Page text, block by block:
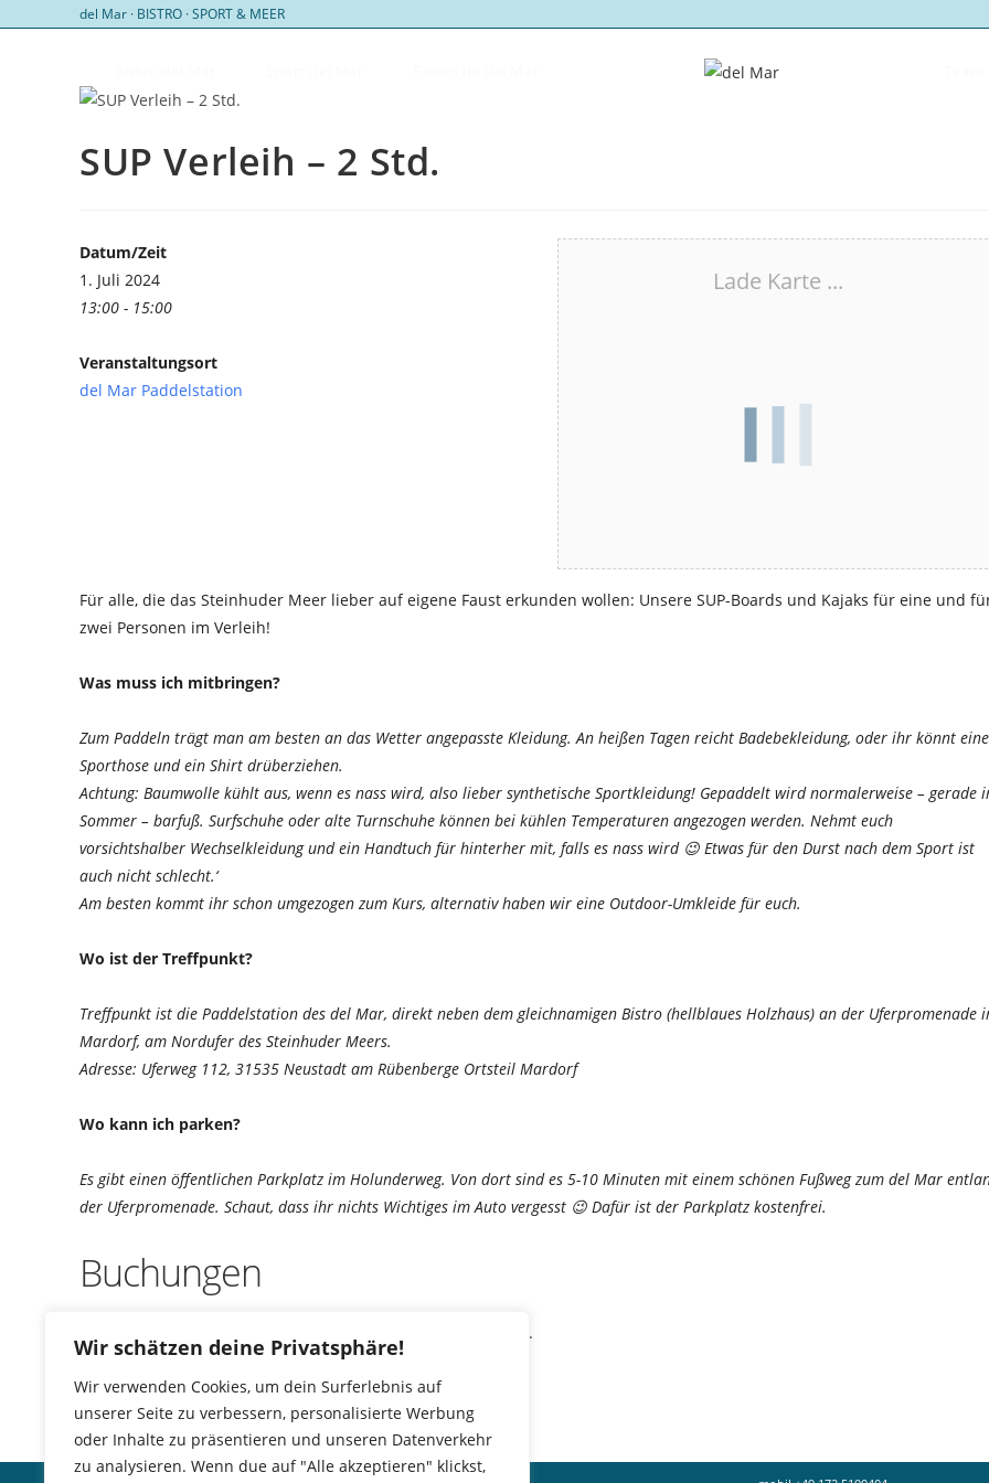
Wir schätzen deine Privatsphäre!
Wir verwenden Cookies, um dein Surferlebnis auf
unserer Seite zu verbessern, personalisierte Werbung
oder Inhalte zu präsentieren und unseren Datenverkehr
zu analysieren. Wenn due auf "Alle akzeptieren" klickst,
del Mar · BISTRO · SPORT & MEER
SUP Verleih – 2 Std.
Lade Karte ...
Datum/Zeit
1. Juli 2024
13:00 - 15:00
Veranstaltungsort
del Mar Paddelstation
Für alle, die das Steinhuder Meer lieber auf eigene Faust erkunden wollen: Unsere SUP-Boards und Kajaks für eine und
zwei Personen im Verleih!
Was muss ich mitbringen?
Zum Paddeln trägt man am besten an das Wetter angepasste Kleidung. An heißen Tagen reicht Badebekleidung, oder ihr könnt eine
Sporthose und ein Shirt drüberziehen.
Achtung: Baumwolle kühlt aus, wenn es nass wird, also lieber synthetische Sportkleidung! Gepaddelt wird normalerweise – gerade
Sommer – barfuß. Surfschuhe oder alte Turnschuhe können bei kühlen Temperaturen angezogen werden. Nehmt euch
vorsichtshalber Wechselkleidung und ein Handtuch für hinterher mit, falls es nass wird 😉 Etwas für den Durst nach dem Sport ist
auch nicht schlecht.‘
Am besten kommt ihr schon umgezogen zum Kurs, alternativ haben wir eine Outdoor-Umkleide für euch.
Wo ist der Treffpunkt?
Treffpunkt ist die Paddelstation des del Mar, direkt neben dem gleichnamigen Bistro (hellblaues Holzhaus) an der Uferpromenade
Mardorf, am Nordufer des Steinhuder Meers.
Adresse: Uferweg 112, 31535 Neustadt am Rübenberge Ortsteil Mardorf
Wo kann ich parken?
Es gibt einen öffentlichen Parkplatz im Holunderweg. Von dort sind es 5-10 Minuten mit einem schönen Fußweg zum del Mar
der Uferpromenade. Schaut, dass ihr nichts Wichtiges im Auto vergesst 😉 Dafür ist der Parkplatz kostenfrei.
Buchungen
Buchungen sind für diese Veranstaltung nicht mehr möglich.